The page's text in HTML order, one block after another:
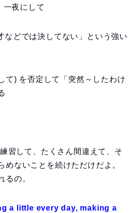
夜にして
などでは決してない」という強い
て) を否定して「突然～したわけ
習して、たくさん間違えて、そ
めないことを続けただけだよ。
るの。
a little every day, making a